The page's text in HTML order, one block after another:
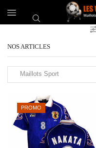
NOS ARTICLES
Maillots Sport
PROMO